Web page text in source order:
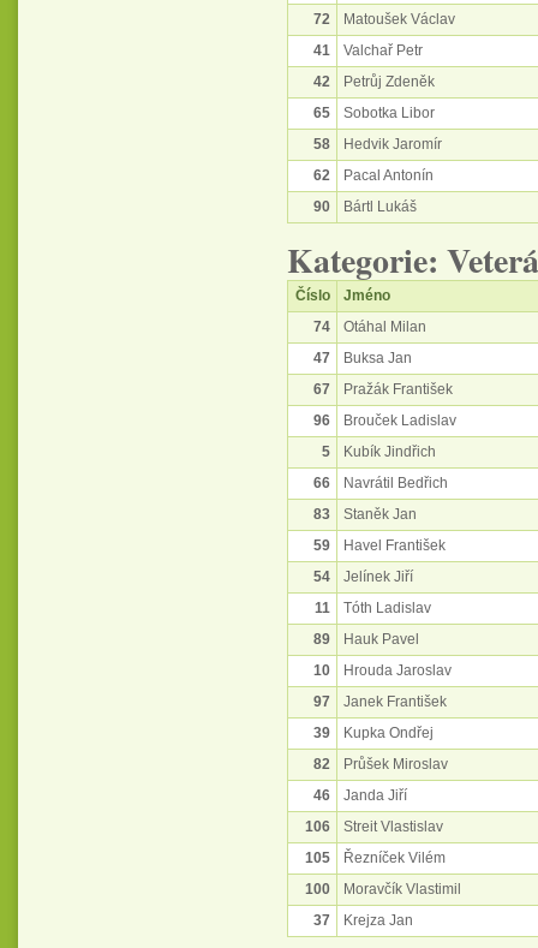
72
Matoušek Václav
41
Valchař Petr
42
Petrůj Zdeněk
65
Sobotka Libor
58
Hedvik Jaromír
62
Pacal Antonín
90
Bártl Lukáš
Kategorie:
Číslo
Jméno
74
Otáhal Milan
47
Buksa Jan
67
Pražák František
96
Brouček Ladislav
5
Kubík Jindřich
66
Navrátil Bedřich
83
Staněk Jan
59
Havel František
54
Jelínek Jiří
11
Tóth Ladislav
89
Hauk Pavel
10
Hrouda Jaroslav
97
Janek František
39
Kupka Ondřej
82
Průšek Miroslav
46
Janda Jiří
106
Streit Vlastislav
105
Řezníček Vilém
100
Moravčík Vlastimil
37
Krejza Jan